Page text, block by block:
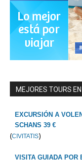
MEJORES TOURS
EXCURSIÓN A
SCHANS 39 €
(CIVITATIS)
VISITA GUIADA POR